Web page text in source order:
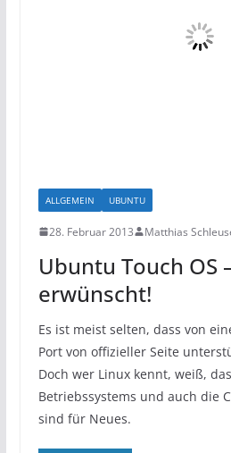
ALLGEMEIN UBUNTU
28. Februar 2013 Matthias
Ubuntu Touch OS
erwünscht!
Es ist meist selten, dass von
Port von offizieller Seite
Doch wer Linux kennt, weiß,
Betriebssystems und auch die
sind für Neues.